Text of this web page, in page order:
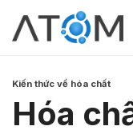
content
Kiến thức về hóa chất
Hóa